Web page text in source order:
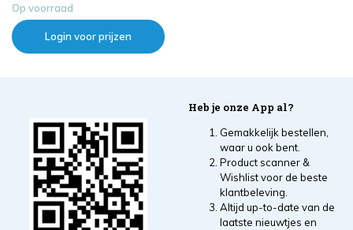
Op voorraad
Login voor prijzen
Heb je onze App al?
Gemakkelijk bestellen,
waar u ook bent.
Product scanner &
Wishlist voor de beste
klantbeleving.
Altijd up-to-date van de
laatste nieuwtjes en